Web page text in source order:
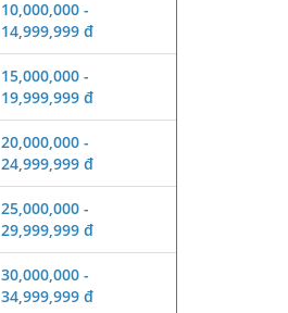
10,000,000 -
14,999,999 đ
15,000,000 -
19,999,999 đ
20,000,000 -
24,999,999 đ
25,000,000 -
29,999,999 đ
30,000,000 -
34,999,999 đ